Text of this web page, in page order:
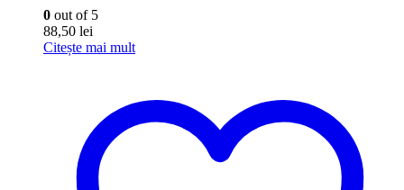
0 out of 5
88,50 lei
Citește mai mult